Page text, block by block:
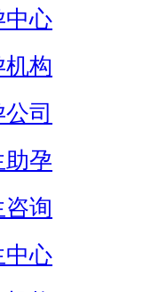
中心
构
司
助孕
询
中心